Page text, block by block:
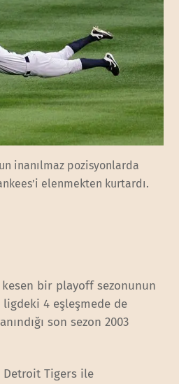
inanılmaz pozisyonlarda
elenmekten kurtardı.
bir playoff sezonunun
ligdeki 4 eşleşmede de
son sezon 2003
Detroit Tigers ile